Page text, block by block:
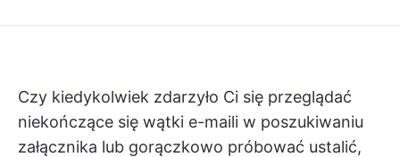
Czy kiedykolwiek zdarzyło Ci się przeglądać
niekończące się wątki e-maili w poszukiwaniu
załącznika lub gorączkowo próbować ustalić,